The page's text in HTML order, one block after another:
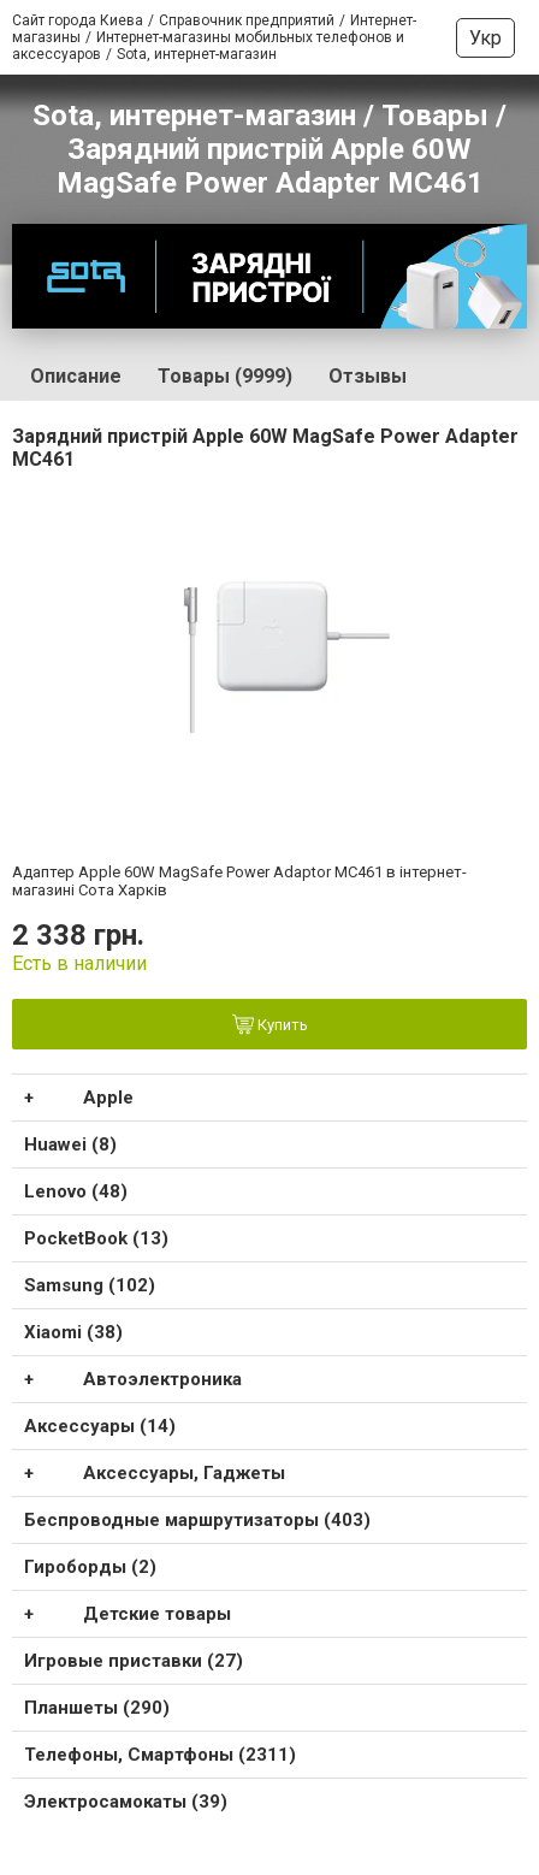
Сайт города Киева Справочник предприятий
Интернет-
магазины
Интернет-магазины мобильных телефонов и
аксессуаров
Sota, интернет-магазин
Укр
Sota, интернет-магазин / Товары /
Зарядний пристрій Apple 60W
MagSafe Power Adapter MC461
Описание Товары (9999) Отзывы
Зарядний пристрій Apple 60W MagSafe Power Adapter
MC461
Адаптер Apple 60W MagSafe Power Adaptor MC461 в інтернет-
магазині Сота Харків
2 338 грн.
Есть в наличии
Купить
Apple
Huawei (8)
Lenovo (48)
PocketBook (13)
Samsung (102)
Xiaomi (38)
Автоэлектроника
Аксессуары (14)
Аксессуары, Гаджеты
Беспроводные маршрутизаторы (403)
Гироборды (2)
Детские товары
Игровые приставки (27)
Планшеты (290)
Телефоны, Смартфоны (2311)
Электросамокаты (39)